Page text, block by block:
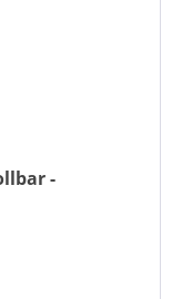
-